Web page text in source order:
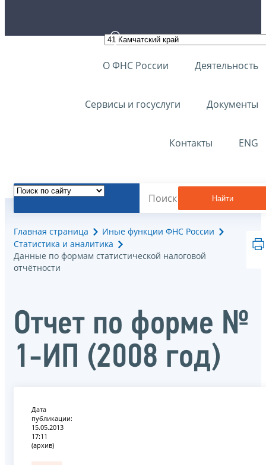
О ФНС России Деятельность
Сервисы и госуслуги Документы
Контакты ENG
Найти
Главная страница
Иные функции ФНС России
Статистика и аналитика
Данные по формам статистической налоговой
отчётности
Отчет по форме №
1-ИП (2008 год)
Дата
публикации:
15.05.2013
17:11
(архив)